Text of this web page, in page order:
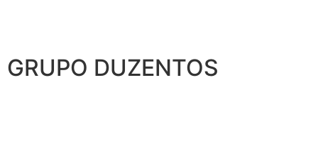
GRUPO DUZENTOS